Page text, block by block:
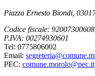
Piazza Ernesto Biondi,
Codice fiscale: 92007300608
P.IVA: 00274930601
Tel: 0775806002
Email:
PEC: comune.morolo@pec.it